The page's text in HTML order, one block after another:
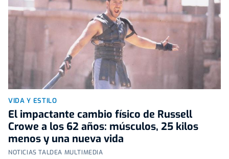
VIDA Y ESTILO
El impactante cambio físico de Russell
Crowe a los 62 años: músculos, 25 kilos
menos y una nueva vida
NOTICIAS TALDEA MULTIMEDIA